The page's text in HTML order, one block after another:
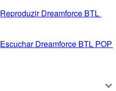
Reproduzir Dreamforce BTL
Escuchar Dreamforce BTL POP